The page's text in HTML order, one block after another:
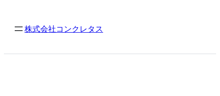
容
株式会社コンクレタス